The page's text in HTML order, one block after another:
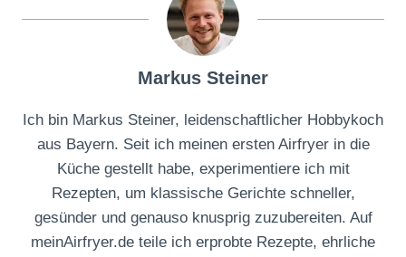
Markus Steiner
Ich bin Markus Steiner, leidenschaftlicher Hobbykoch
aus Bayern. Seit ich meinen ersten Airfryer in die
Küche gestellt habe, experimentiere ich mit
Rezepten, um klassische Gerichte schneller,
gesünder und genauso knusprig zuzubereiten. Auf
meinAirfryer.de teile ich erprobte Rezepte, ehrliche